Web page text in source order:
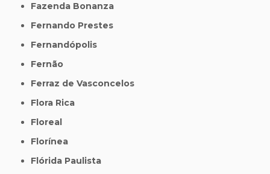
Fazenda Bonanza
Fernando Prestes
Fernandópolis
Fernão
Ferraz de Vasconcelos
Flora Rica
Floreal
Florínea
Flórida Paulista